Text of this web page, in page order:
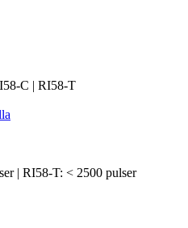
C | RI58-T
| RI58-T: < 2500 pulser